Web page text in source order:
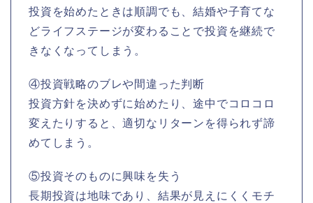
投資を始めたときは順調でも、結婚や子育てな
どライフステージが変わることで投資を継続で
きなくなってしまう。
④投資戦略のブレや間違った判断
投資方針を決めずに始めたり、途中でコロコロ
変えたりすると、適切なリターンを得られず諦
めてしまう。
⑤投資そのものに興味を失う
長期投資は地味であり、結果が見えにくくモチ